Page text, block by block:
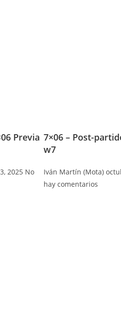
Previa
2025 No
7×06 – Post-
w7
Iván Martín (Mota)
hay comentarios